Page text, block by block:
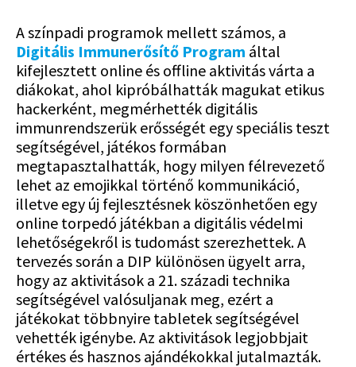
A színpadi programok mellett számos, a
Digitális Immunerősítő Program által
kifejlesztett online és offline aktivitás várta a
diákokat, ahol kipróbálhatták magukat etikus
hackerként, megmérhették digitális
immunrendszerük erősségét egy speciális teszt
segítségével, játékos formában
megtapasztalhatták, hogy milyen félrevezető
lehet az emojikkal történő kommunikáció,
illetve egy új fejlesztésnek köszönhetően egy
online torpedó játékban a digitális védelmi
lehetőségekről is tudomást szerezhettek. A
tervezés során a DIP különösen ügyelt arra,
hogy az aktivitások a 21. századi technika
segítségével valósuljanak meg, ezért a
játékokat többnyire tabletek segítségével
vehették igénybe. Az aktivitások legjobbjait
értékes és hasznos ajándékokkal jutalmazták.